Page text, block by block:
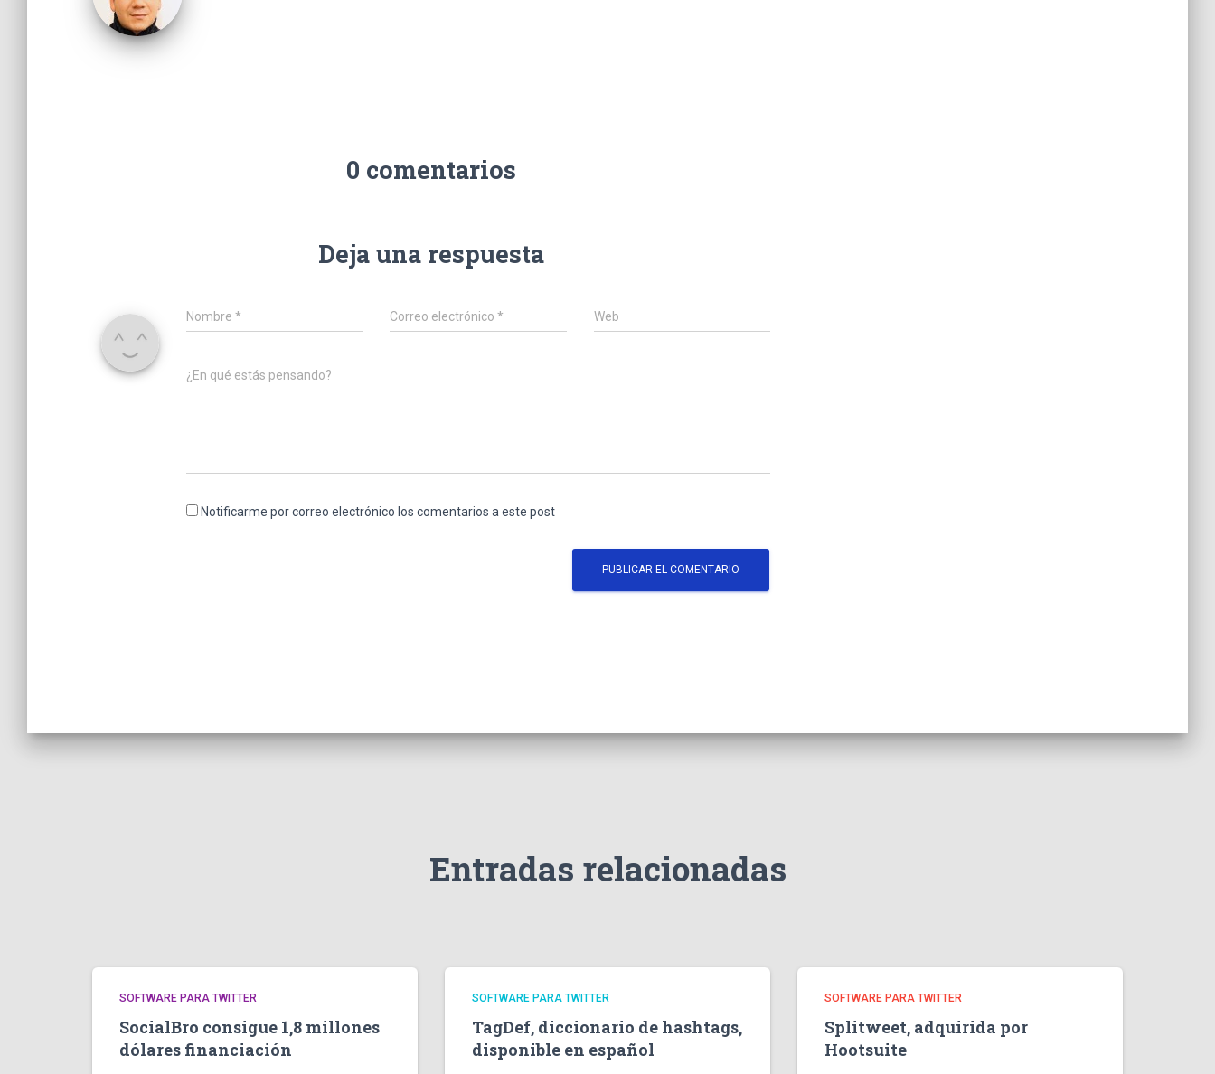
0 comentarios
Deja una respuesta
Nombre * Correo electrónico* Web
¿En qué estás pensando?
Notificarme por correo electrónico los comentarios a este post
Entradas relacionadas
SOFTWARE PARA TWITTER
SocialBro consigue 1,8 millones
dólares financiación
SOFTWARE PARA TWITTER
TagDef, diccionario de hashtags,
disponible en español
SOFTWARE PARA TWITTER
Splitweet, adquirida por
Hootsuite